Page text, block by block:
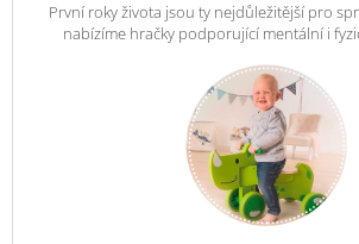
První roky života jsou ty nejdůležitější pro
nabízíme hračky podporující mentální i